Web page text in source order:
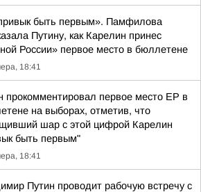
быть первым». Памфилова
Путину, как Карелин принес
России» первое место в бюллетене
18:41
прокомментировал первое место ЕР в
на выборах, отметив, что
шар с этой цифрой Карелин
быть первым"
18:41
Путин проводит рабочую встречу с